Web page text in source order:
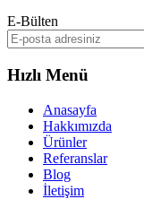
E-Bülten
Hızlı Menü
Anasayfa
Hakkımızda
Ürünler
Referanslar
Blog
İletişim